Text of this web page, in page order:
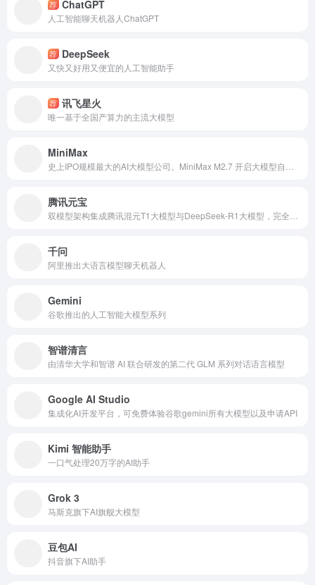
荐 ChatGPT
人工智能聊天机器人ChatGPT
荐 DeepSeek
又快又好用又便宜的人工智能助手
荐 讯飞星火
唯一基于全国产算力的主流大模型
MiniMax
腾讯元宝
千问
阿里推出大语言模型聊天机器人
Gemini
谷歌推出的人工智能大模型系列
智谱清言
由清华大学和智谱 AI 联合研发的第二代 GLM 系列对话语言模型
Google AI Studio
集成化AI开发平台，可免费体验谷歌gemini所有大模型以及申请API
Kimi 智能助手
一口气处理20万字的AI助手
Grok 3
马斯克旗下AI旗舰大模型
豆包AI
抖音旗下AI助手